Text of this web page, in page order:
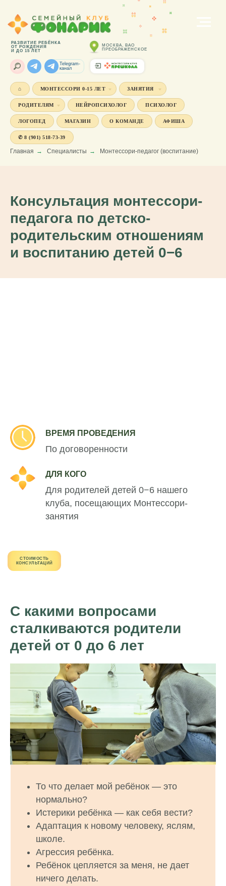
МОСКВА, ВАО
ПРЕОБРАЖЕНСКОЕ
РАЗВИТИЕ РЕБЁНКА
ОТ РОЖДЕНИЯ
И ДО 15 ЛЕТ
Telegram-
канал
⌂ МОНТЕССОРИ 0-15 ЛЕТ ЗАНЯТИЯ
РОДИТЕЛЯМ НЕЙРОПСИХОЛОГ ПСИХОЛОГ
ЛОГОПЕД МАГАЗИН О КОМАНДЕ АФИША
✆ 8 (901) 518-73-39
Главная → Специалисты → Монтессори-педагог (воспитание)
Консультация монтессори-
педагога по детско-
родительским отношениям
и воспитанию детей 0−6
ВРЕМЯ ПРОВЕДЕНИЯ
По договоренности
ДЛЯ КОГО
Для родителей детей 0−6 нашего
клуба, посещающих Монтессори-
занятия
СТОИМОСТЬ
КОНСУЛЬТАЦИЙ
С какими вопросами
сталкиваются родители
детей от 0 до 6 лет
То что делает мой ребёнок — это
нормально?
Истерики ребёнка — как себя вести?
Адаптация к новому человеку, яслям,
школе.
Агрессия ребёнка.
Ребёнок цепляется за меня, не дает
ничего делать.